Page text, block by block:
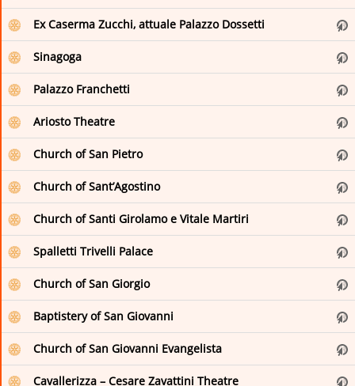
English
Museo Nazionale Romano
Parks.it: News from the Italian Parks
Romeing | Rome's english magazine, events and exhibitions in Rome
The Romewise Blog
VISITAREGGIO
fr
Parks.it: Actualites
Città di Arona: eventi e manifestazioni
Città di Firenze - Sito istituzionale del comune di Firenze
Città di Ventimiglia
Ex Caserma Zucchi, attuale Palazzo Dossetti
Sinagoga
Palazzo Franchetti
Ariosto Theatre
Church of San Pietro
Church of Sant’Agostino
Church of Santi Girolamo e Vitale Martiri
Spalletti Trivelli Palace
Church of San Giorgio
Baptistery of San Giovanni
Church of San Giovanni Evangelista
Cavallerizza – Cesare Zavattini Theatre